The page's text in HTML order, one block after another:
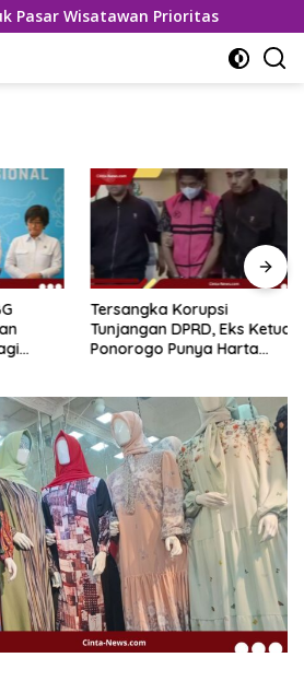
Wisatawan Prioritas
Tersangka Korupsi
Tunjangan DPRD, Eks Ketua
Ponorogo Punya Harta